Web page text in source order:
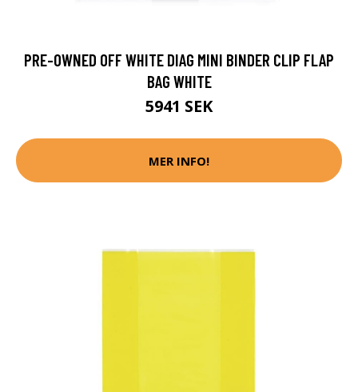
PRE-OWNED OFF WHITE DIAG MINI BINDER CLIP FLAP
BAG WHITE
5941 SEK
MER INFO!